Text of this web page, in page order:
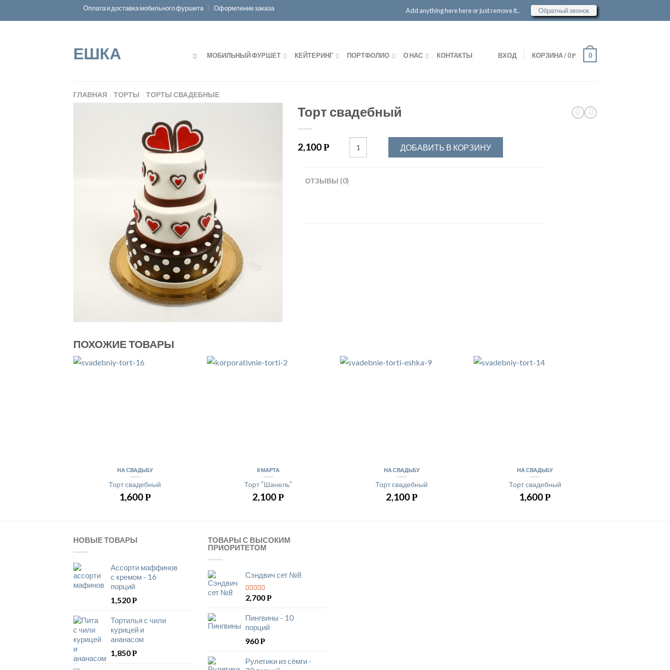
Add anything here here or just remove it.. Обратный звонок
Оплата и доставка мобильного фуршета Оформление заказа
ЕШКА МОБИЛЬНЫЙ ФУРШЕТ КЕЙТЕРИНГ ПОРТФОЛИО О НАС КОНТАКТЫ ВХОД КОРЗИНА/0Р 0
ГЛАВНАЯ / ТОРТЫ / ТОРТЫ СВАДЕБНЫЕ
Торт свадебный
2,100Р ДОБАВИТЬ В КОРЗИНУ
ОТЗЫВЫ (0)
ПОХОЖИЕ ТОВАРЫ
НА СВАДЬБУ
Торт свадебный
1,600Р
8 МАРТА
Торт “Шанель”
2,100Р
НА СВАДЬБУ
Торт свадебный
2,100Р
НА СВАДЬБУ
Торт свадебный
1,600Р
НОВЫЕ ТОВАРЫ
Ассорти маффинов
с кремом - 16
порций
1,520Р
Тортилья с чили
курицей и
ананасом
1,850Р
ТОВАРЫ С ВЫСОКИМ
ПРИОРИТЕТОМ
Сэндвич сет №8
5из 5
2,700Р
Пингвины - 10
порций
960Р
Рулетики из сёмги -